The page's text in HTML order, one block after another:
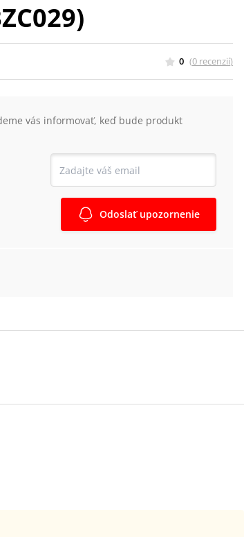
0 (0 recenzií)
vás informovať, keď bude produkt
Odoslať upozornenie